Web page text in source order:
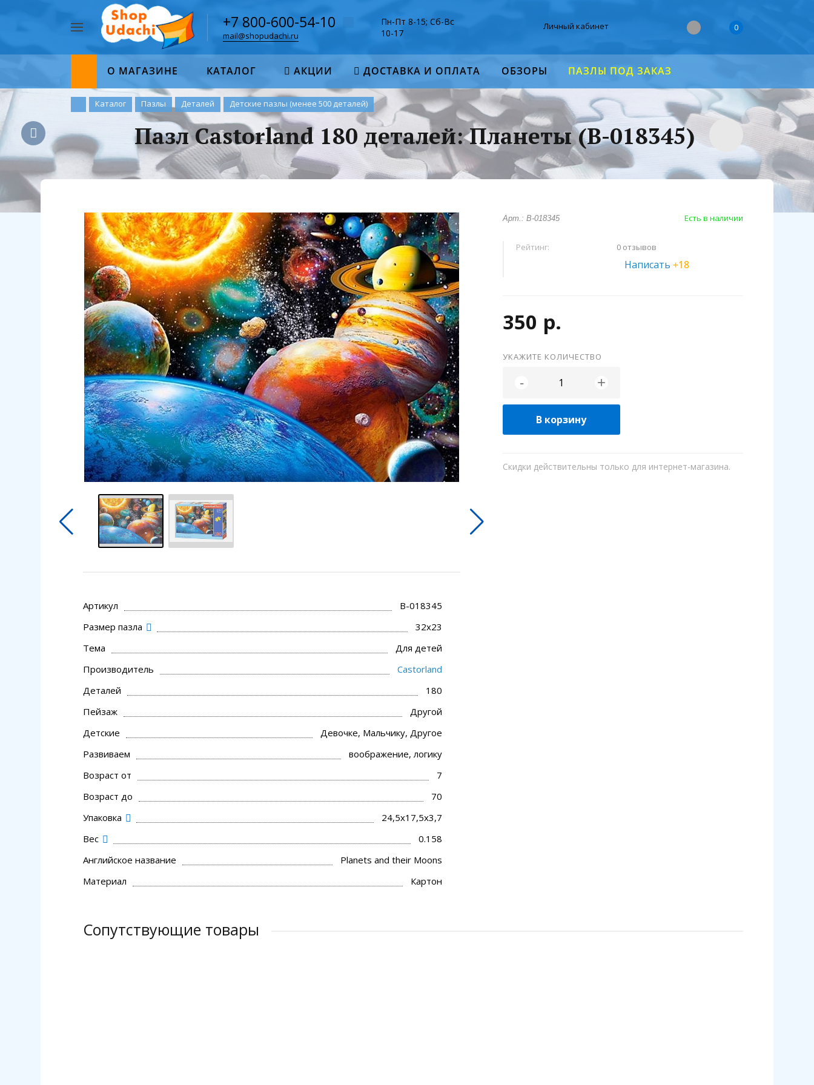
Найти
+7 800-600-54-10
mail@shopudachi.ru
Пн-Пт 8-15; Сб-Вс
10-17
Личный кабинет 0
О МАГАЗИНЕ КАТАЛОГ АКЦИИ ДОСТАВКА И ОПЛАТА ОБЗОРЫ ПАЗЛЫ ПОД ЗАКАЗ
Каталог Пазлы Деталей Детские пазлы (менее 500 деталей)
Пазл Castorland 180 деталей: Планеты (В-018345)
Артикул
В-018345
Размер пазла
32x23
Тема
Для детей
Производитель
Castorland
Деталей
180
Пейзаж
Другой
Детские
Девочке, Мальчику, Другое
Развиваем
воображение, логику
Возраст от
7
Возраст до
70
Упаковка
24,5x17,5x3,7
Вес
0.158
Английское название
Planets and their Moons
Материал
Картон
Арт.: В-018345 Есть в наличии
Рейтинг: 0 отзывов
Написать+18
350 р.
УКАЖИТЕ КОЛИЧЕСТВО
- +
В корзину
Скидки действительны только для интернет-магазина.
Сопутствующие товары